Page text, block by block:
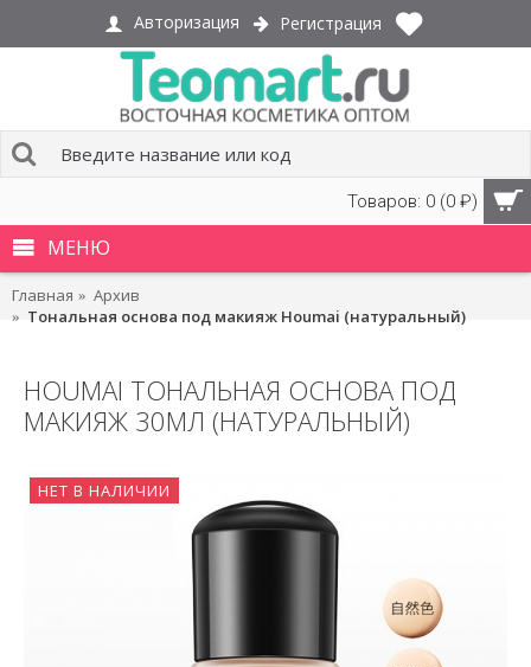
Авторизация Регистрация
Товаров: 0 (0 ₽)
МЕНЮ
Главная
Архив
Тональная основа под макияж Houmai (натуральный)
HOUMAI ТОНАЛЬНАЯ ОСНОВА ПОД
МАКИЯЖ 30МЛ (НАТУРАЛЬНЫЙ)
НЕТ В НАЛИЧИИ